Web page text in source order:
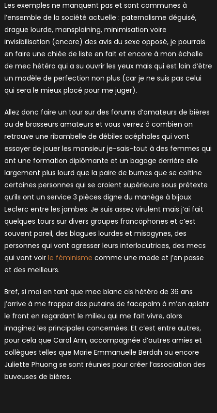
Les exemples ne manquent pas et sont communes à
l’ensemble de la société actuelle : paternalisme déguisé,
drague lourde, mansplaining, minimisation voire
invisibilisation (encore) des avis du sexe opposé, je pourrais
en faire une chiée de liste en fait et encore à mon échelle
de mec hétéro qui a su ouvrir les yeux mais qui est loin d’être
un modèle de perfection non plus (car je ne suis pas celui
qui sera le mieux placé pour me juger).
Allez donc faire un tour sur des forums d’amateurs de bières
ou de brasseurs amateurs et vous verrez ô combien on
retrouve une ribambelle de débiles acéphales qui vont
essayer de jouer les monsieur je-sais-tout à des femmes qui
ont une formation diplômante et un bagage derrière elle
largement plus lourd que la paire de burnes que se coltine
certaines personnes qui se croient supérieure sous prétexte
qu’ils ont un service 3 pièces digne du manège à bijoux
Leclerc entre les jambes. Je suis assez virulent mais j’ai fait
quelques tours sur divers groupes francophones et c’est
souvent pareil, des blagues lourdes et misogynes, des
personnes qui vont agresser leurs interlocutrices, des mecs
qui vont voir le féminisme comme une mode et j’en passe
et des meilleurs.
Bref, si moi en tant que mec blanc cis hétéro de 36 ans
j’arrive à me frapper des putains de facepalm à m’en aplatir
le front en regardant le milieu qui me fait vivre, alors
imaginez les principales concernées. Et c’est entre autres,
pour cela que Carol Ann, accompagnée d’autres amies et
collègues telles que Marie Emmanuelle Berdah ou encore
Juliette Phuong se sont réunies pour créer l’association des
buveuses de bières.